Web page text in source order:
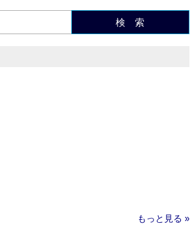
検 索
もっと見る »